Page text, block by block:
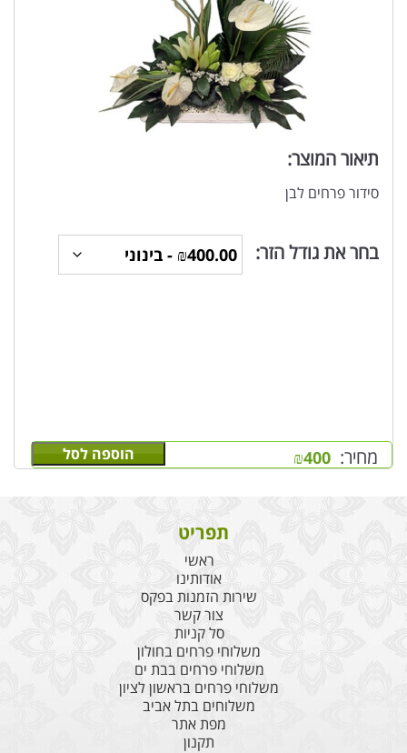
תיאור המוצר:
סידור פרחים לבן
בחר את גודל הזר:
מחיר: ₪400 הוספה לסל
תפריט
ראשי
אודותינו
שירות הזמנות בפקס
צור קשר
סל קניות
משלוחי פרחים בחולון
משלוחי פרחים בבת ים
משלוחי פרחים בראשון לציון
משלוחים בתל אביב
מפת אתר
תקנון